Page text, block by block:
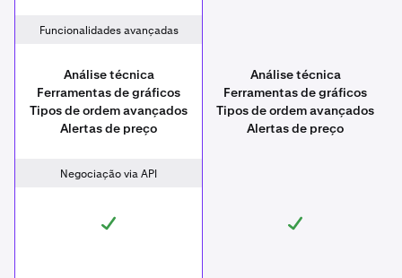
Funcionalidades avançadas
Análise técnica
Ferramentas de gráficos
Tipos de ordem avançados
Alertas de preço
Análise técnica
Ferramentas de gráficos
Tipos de ordem avançados
Alertas de preço
Negociação via API